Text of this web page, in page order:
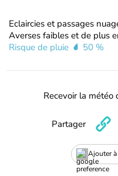
Eclaircies et passages
Averses faibles et de plus
Risque de pluie
50 %
Recevoir la météo
Ajouter
Partager